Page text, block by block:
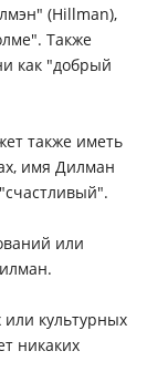
(Hillman),
Также
как "добрый
также иметь
имя Дилман
или
культурных
никаких